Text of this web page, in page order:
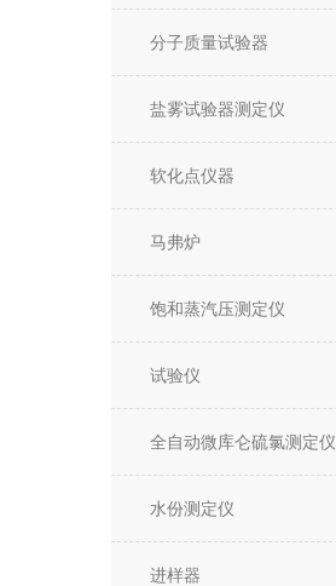
分子质量试验器
盐雾试验器测定仪
软化点仪器
马弗炉
饱和蒸汽压测定仪
试验仪
全自动微库仑硫氯测定仪
水份测定仪
进样器